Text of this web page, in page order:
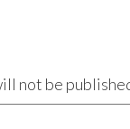
not be